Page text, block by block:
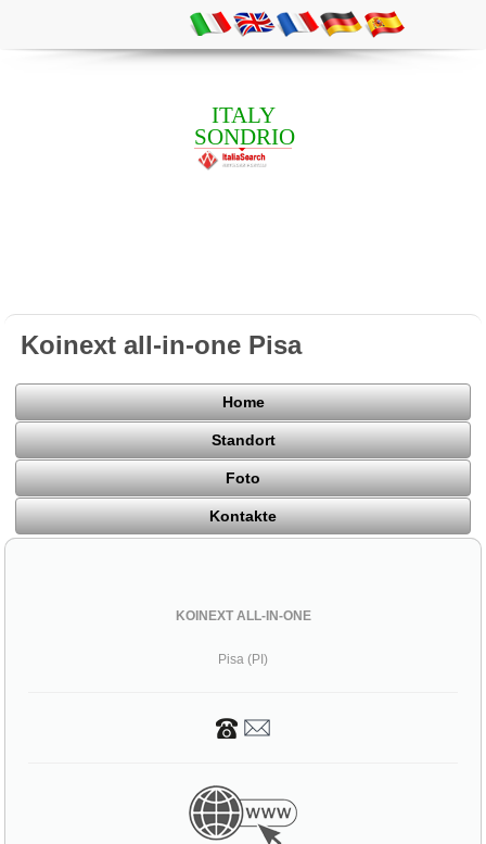
ITALY
SONDRIO
Koinext all-in-one Pisa
Home
Standort
Foto
Kontakte
KOINEXT ALL-IN-ONE
Pisa (PI)